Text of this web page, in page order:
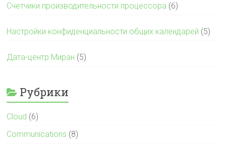
Счетчики производительности процессора (6)
Настройки конфиденциальности общих календарей (5)
Дата-центр Миран (5)
Рубрики
Cloud (6)
Communications (8)